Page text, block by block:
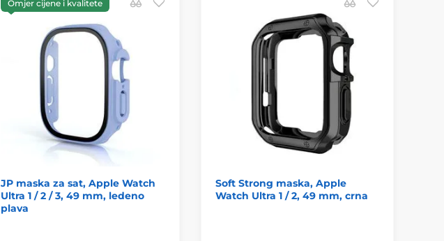
Omjer cijene i kvalitete
JP maska za sat, Apple Watch
Ultra 1 / 2 / 3, 49 mm, ledeno
plava
Soft Strong maska, Apple
Watch Ultra 1 / 2, 49 mm, crna